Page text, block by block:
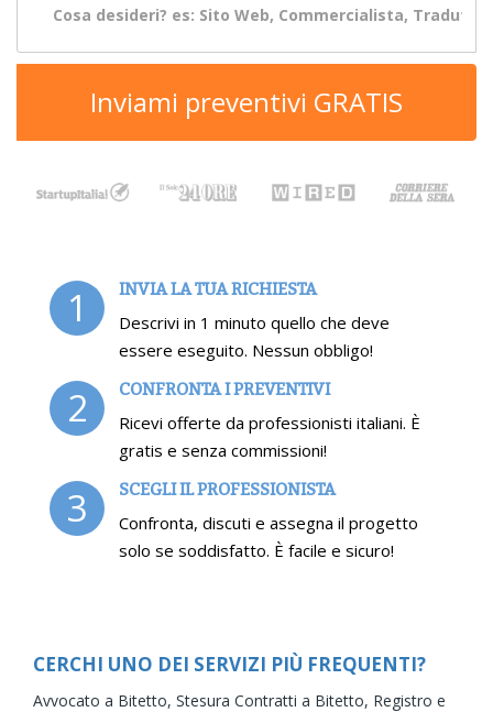
Inviami preventivi GRATIS
1 INVIA LA TUA RICHIESTA
Descrivi in 1 minuto quello che deve
essere eseguito. Nessun obbligo!
2 CONFRONTA I PREVENTIVI
Ricevi offerte da professionisti italiani. È
gratis e senza commissioni!
3 SCEGLI IL PROFESSIONISTA
Confronta, discuti e assegna il progetto
solo se soddisfatto. È facile e sicuro!
CERCHI UNO DEI SERVIZI PIÙ FREQUENTI?
Avvocato a Bitetto, Stesura Contratti a Bitetto, Registro e